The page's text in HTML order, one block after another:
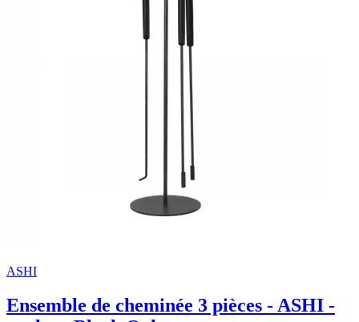
ASHI
Ensemble de cheminée 3 pièces - ASHI -